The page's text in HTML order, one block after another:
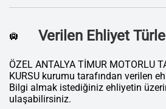
🛄 Verilen Ehliyet
ÖZEL ANTALYA TİMUR MOTORLU
KURSU kurumu tarafından verilen
Bilgi almak istediğiniz ehliyetin
ulaşabilirsiniz.